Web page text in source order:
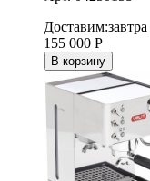
Доставим:завтра
155 000 Р
В корзину